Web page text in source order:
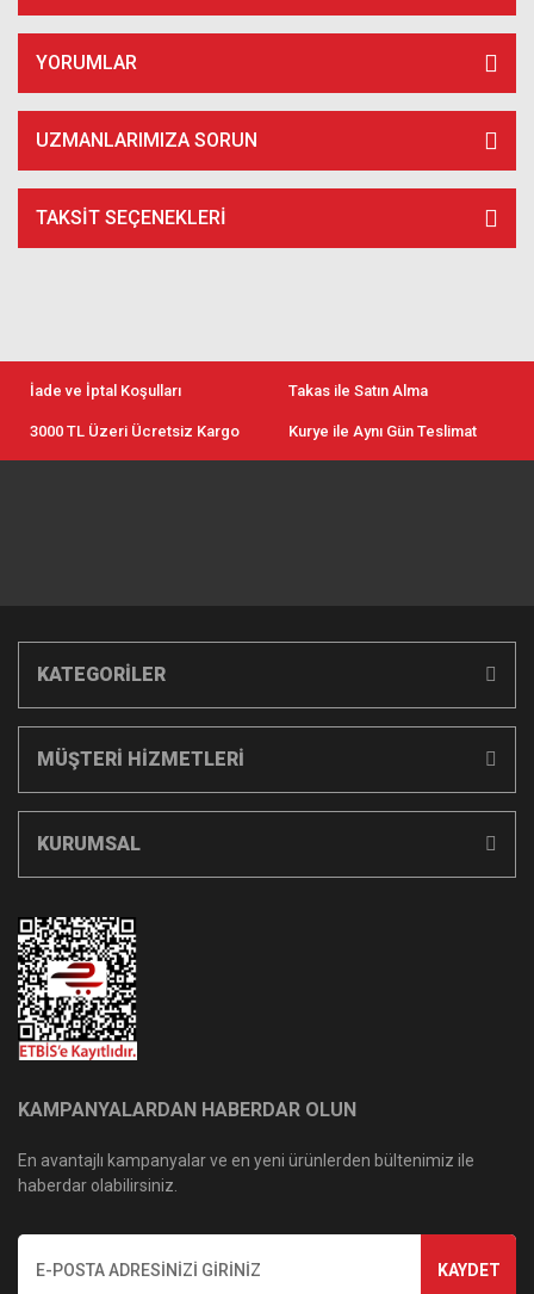
YORUMLAR
UZMANLARIMIZA SORUN
TAKSIT SEÇENEKLERI
İade ve İptal Koşulları Takas ile Satın Alma
3000 TL Üzeri Ücretsiz Kargo Kurye ile Aynı Gün Teslimat
KATEGORİLER
MÜŞTERİ HİZMETLERİ
KURUMSAL
KAMPANYALARDAN HABERDAR OLUN
En avantajlı kampanyalar ve en yeni ürünlerden bültenimiz ile
haberdar olabilirsiniz.
KAYDET